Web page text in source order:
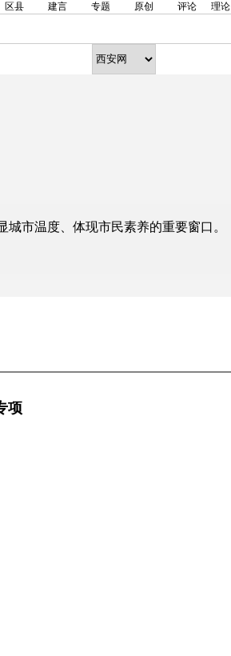
区县 建言 专题 原创 评论 理论
市温度、体现市民素养的重要窗口。
项